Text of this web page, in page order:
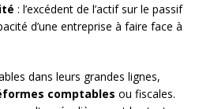
: l’excédent de l’actif sur le passif
d’une entreprise à faire face à
dans leurs grandes lignes,
comptables ou fiscales.